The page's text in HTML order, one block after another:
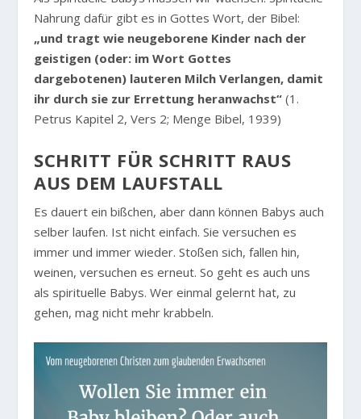
Nahrung dafür gibt es in Gottes Wort, der Bibel:
„und tragt wie neugeborene Kinder nach der
geistigen (oder: im Wort Gottes
dargebotenen) lauteren Milch Verlangen, damit
ihr durch sie zur Errettung heranwachst“ (1.
Petrus Kapitel 2, Vers 2; Menge Bibel, 1939)
SCHRITT FÜR SCHRITT RAUS
AUS DEM LAUFSTALL
Es dauert ein bißchen, aber dann können Babys auch
selber laufen. Ist nicht einfach. Sie versuchen es
immer und immer wieder. Stoßen sich, fallen hin,
weinen, versuchen es erneut. So geht es auch uns
als spirituelle Babys. Wer einmal gelernt hat, zu
gehen, mag nicht mehr krabbeln.